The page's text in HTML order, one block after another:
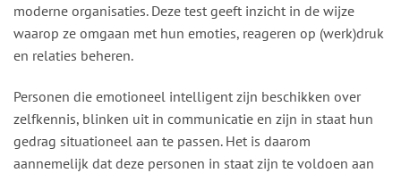
moderne organisaties. Deze test geeft inzicht in de wijze
waarop ze omgaan met hun emoties, reageren op (werk)druk
en relaties beheren.
Personen die emotioneel intelligent zijn beschikken over
zelfkennis, blinken uit in communicatie en zijn in staat hun
gedrag situationeel aan te passen. Het is daarom
aannemelijk dat deze personen in staat zijn te voldoen aan